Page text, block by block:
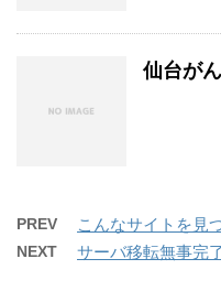
仙台が
PREV こんなサイトを見
NEXT サーバ移転無事完